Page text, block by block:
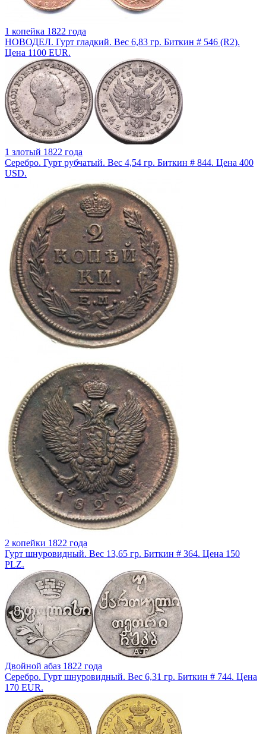
1 копейка 1822 года
НОВОДЕЛ. Гурт гладкий. Вес 6,83 гр. Биткин # 546 (R2).
Цена 1100 EUR.
1 злотый 1822 года
Серебро. Гурт рубчатый. Вес 4,54 гр. Биткин # 844. Цена 400
USD.
2 копейки 1822 года
Гурт шнуровидный. Вес 13,65 гр. Биткин # 364. Цена 150
PLZ.
Двойной абаз 1822 года
Серебро. Гурт шнуровидный. Вес 6,31 гр. Биткин # 744. Цена
170 EUR.